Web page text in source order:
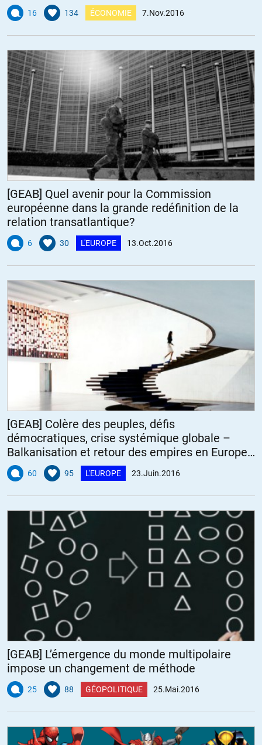
16 134 ÉCONOMIE 7.Nov.2016
[GEAB] Quel avenir pour la Commission
européenne dans la grande redéfinition de la
relation transatlantique?
6 30 L'EUROPE 13.Oct.2016
[GEAB] Colère des peuples, défis
démocratiques, crise systémique globale –
Balkanisation et retour des empires en Europe
centrale et orientale : la bombe de l’échec de
l’intégration européenne et de la crise euro-
russe
60 95 L'EUROPE 23.Juin.2016
[GEAB] L’émergence du monde multipolaire
impose un changement de méthode
25 88 GÉOPOLITIQUE 25.Mai.2016